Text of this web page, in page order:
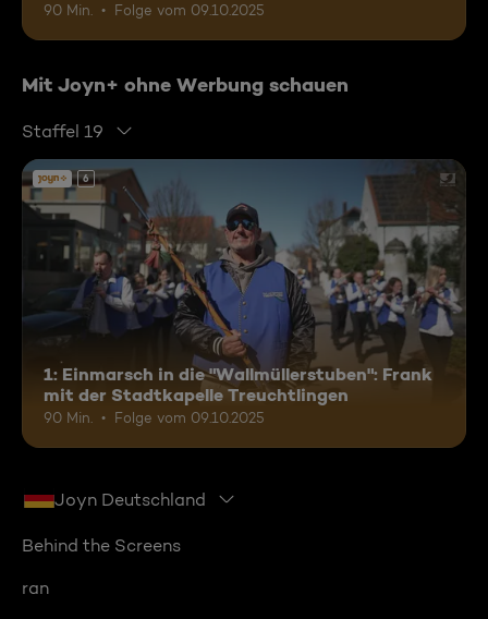
90 Min. Folge vom 09.10.2025
Mit Joyn+ ohne Werbung schauen
Staffel 19
6
1: Einmarsch in die "Wallmüllerstuben": Frank
mit der Stadtkapelle Treuchtlingen
90 Min. Folge vom 09.10.2025
Joyn Deutschland
Behind the Screens
ran